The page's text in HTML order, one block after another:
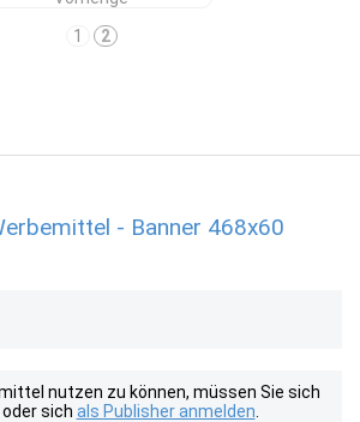
1
2
- Banner 468x60
nutzen zu können, müssen Sie sich
sich als Publisher anmelden